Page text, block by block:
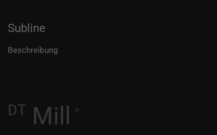
Subline
Beschreibung
DT Mill